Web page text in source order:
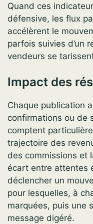
Quand ces
défensive, les flux
accélèrent le
parfois suivies d’un
vendeurs se
Impact des
Chaque publication
confirmations ou de
comptent
trajectoire des
des commissions et
écart entre attentes
déclencher un
pour lesquelles, à
marquées, puis une
message digéré.